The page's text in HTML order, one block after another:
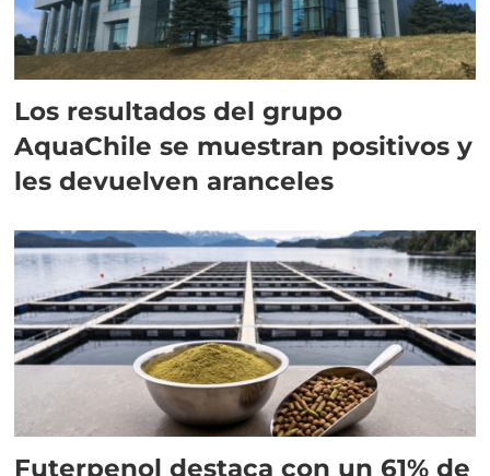
Los resultados del grupo
AquaChile se muestran positivos y
les devuelven aranceles
Futerpenol destaca con un 61% de